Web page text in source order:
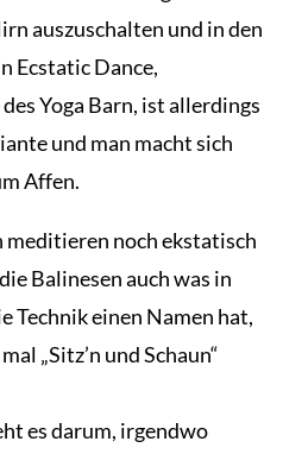
auszuschalten und in den
Ecstatic Dance,
Yoga Barn, ist allerdings
und man macht sich
Affen.
meditieren noch ekstatisch
Balinesen auch was in
Technik einen Namen hat,
„Sitz’n und Schaun“
es darum, irgendwo